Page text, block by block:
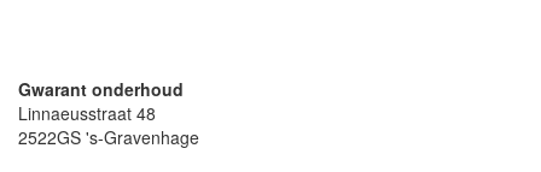
Gwarant onderhoud
Linnaeusstraat 48
2522GS 's-Gravenhage